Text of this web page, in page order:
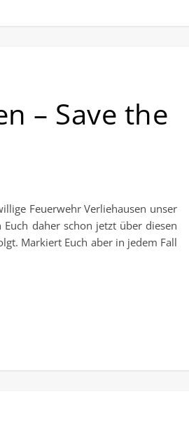
– Save the
Feuerwehr Verliehausen unser
daher schon jetzt über diesen
Markiert Euch aber in jedem Fall